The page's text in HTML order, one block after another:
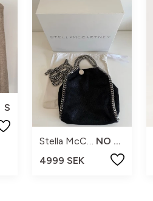
S
NO SIZE
4999 SEK